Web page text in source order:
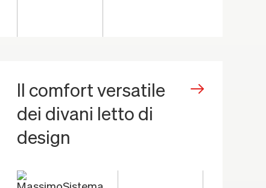
Il comfort versatile
dei divani letto di
design